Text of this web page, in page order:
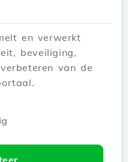
en verwerkt
beveiliging,
van de